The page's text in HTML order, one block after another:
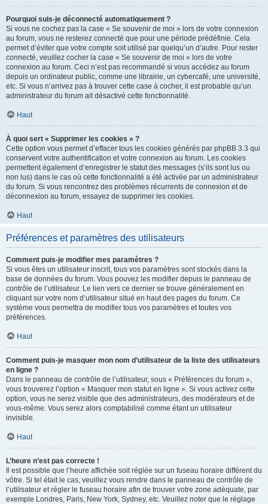
Pourquoi suis-je déconnecté automatiquement ?
Si vous ne cochez pas la case « Se souvenir de moi » lors de votre connexion
au forum, vous ne resterez connecté que pour une période prédéfinie. Cela
permet d’éviter que votre compte soit utilisé par quelqu’un d’autre. Pour rester
connecté, veuillez cocher la case « Se souvenir de moi » lors de votre
connexion au forum. Ceci n’est pas recommandé si vous accédez au forum
depuis un ordinateur public, comme une librairie, un cybercafé, une université,
etc. Si vous n’arrivez pas à trouver cette case à cocher, il est probable qu’un
administrateur du forum ait désactivé cette fonctionnalité.
Haut
À quoi sert « Supprimer les cookies » ?
Cette option vous permet d’effacer tous les cookies générés par phpBB 3.3 qui
conservent votre authentification et votre connexion au forum. Les cookies
permettent également d’enregistrer le statut des messages (s’ils sont lus ou
non lus) dans le cas où cette fonctionnalité a été activée par un administrateur
du forum. Si vous rencontrez des problèmes récurrents de connexion et de
déconnexion au forum, essayez de supprimer les cookies.
Haut
Préférences et paramètres des utilisateurs
Comment puis-je modifier mes paramètres ?
Si vous êtes un utilisateur inscrit, tous vos paramètres sont stockés dans la
base de données du forum. Vous pouvez les modifier depuis le panneau de
contrôle de l’utilisateur. Le lien vers ce dernier se trouve généralement en
cliquant sur votre nom d’utilisateur situé en haut des pages du forum. Ce
système vous permettra de modifier tous vos paramètres et toutes vos
préférences.
Haut
Comment puis-je masquer mon nom d’utilisateur de la liste des utilisateurs
en ligne ?
Dans le panneau de contrôle de l’utilisateur, sous « Préférences du forum »,
vous trouverez l’option « Masquer mon statut en ligne ». Si vous activez cette
option, vous ne serez visible que des administrateurs, des modérateurs et de
vous-même. Vous serez alors comptabilisé comme étant un utilisateur
invisible.
Haut
L’heure n’est pas correcte !
Il est possible que l’heure affichée soit réglée sur un fuseau horaire différent du
vôtre. Si tel était le cas, veuillez vous rendre dans le panneau de contrôle de
l’utilisateur et régler le fuseau horaire afin de trouver votre zone adéquate, par
exemple Londres, Paris, New York, Sydney, etc. Veuillez noter que le réglage